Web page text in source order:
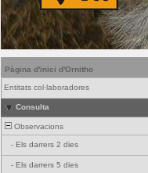
Pàgina d'inici d'Ornitho
Entitats col·laboradores
Consulta
Observacions
- Els darrers 2 dies
- Els darrers 5 dies